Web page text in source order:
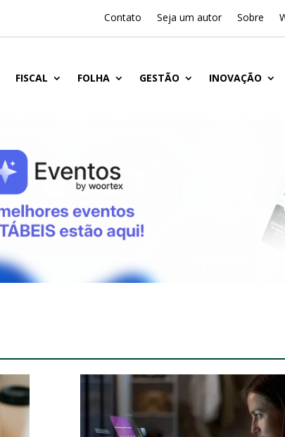
Contato Seja um autor Sobre
FISCAL FOLHA GESTÃO INOVAÇÃO